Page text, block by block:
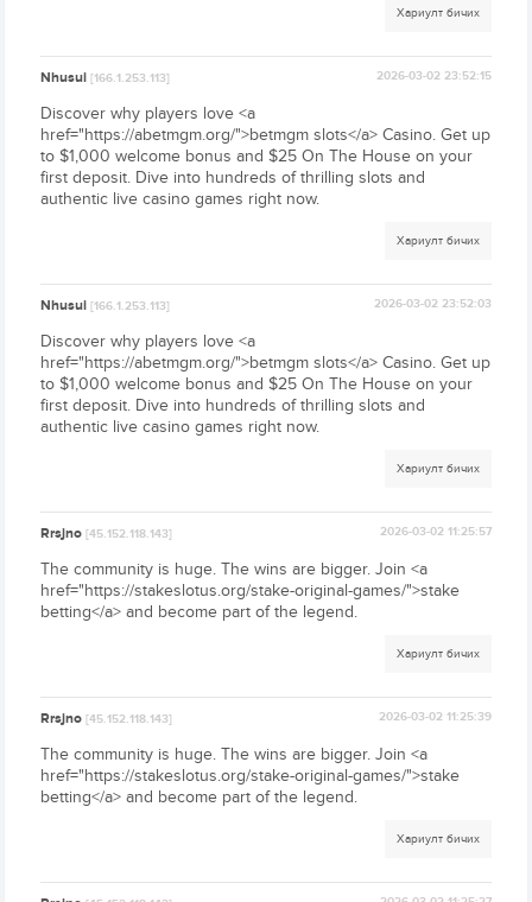
Хариулт бичих
Nhusui[166.1.253.113] 2026-03-02 23:52:15
Discover why players love <a
href="https://abetmgm.org/">betmgm slots</a> Casino. Get up
to $1,000 welcome bonus and $25 On The House on your
first deposit. Dive into hundreds of thrilling slots and
authentic live casino games right now.
Хариулт бичих
Nhusui[166.1.253.113] 2026-03-02 23:52:03
Discover why players love <a
href="https://abetmgm.org/">betmgm slots</a> Casino. Get up
to $1,000 welcome bonus and $25 On The House on your
first deposit. Dive into hundreds of thrilling slots and
authentic live casino games right now.
Хариулт бичих
Rrsjno[45.152.118.143] 2026-03-02 11:25:57
The community is huge. The wins are bigger. Join <a
href="https://stakeslotus.org/stake-original-games/">stake
betting</a> and become part of the legend.
Хариулт бичих
Rrsjno[45.152.118.143] 2026-03-02 11:25:39
The community is huge. The wins are bigger. Join <a
href="https://stakeslotus.org/stake-original-games/">stake
betting</a> and become part of the legend.
Хариулт бичих